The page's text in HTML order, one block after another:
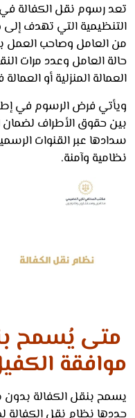
رسوم نقل الكفالة في
التي تهدف إلى
وصاحب العمل
العامل وعدد مرات
المنزلية أو العمالة
فرض الرسوم في إطار
حقوق الأطراف لضمان
عبر القنوات الرسمية
وآمنة.
يُسمح
الكفيل؟
بنقل الكفالة بدون